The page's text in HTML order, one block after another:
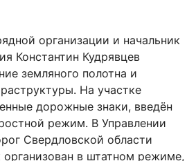
организации и начальник
Константин Кудрявцев
земляного полотна и
На участке
дорожные знаки, введён
режим. В Управлении
Свердловской области
организован в штатном режиме,